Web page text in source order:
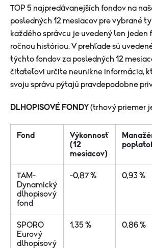
TOP 5 najpredávanejších fondov na
posledných 12 mesiacov pre vybrané
každého správcu je uvedený len jeden
ročnou históriou. V prehľade sú
týchto fondov za posledných 12
čitateľovi určite neunikne informácia,
svoju správu pýtajú pravdepodobne
DLHOPISOVÉ FONDY(trhový priemer
Fond
Výkonnosť
(12
mesiacov)
TAM-
Dynamický
dlhopisový
fond
-0,87 % 0,93 %
SPORO
Eurový
dlhopisový
1,35 % 0,86 %